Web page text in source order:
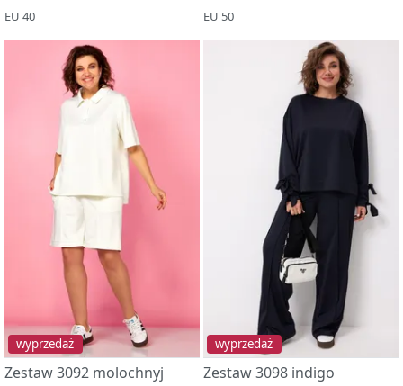
EU 40 EU 50
wyprzedaż
Zestaw 3092 molochnyj
wyprzedaż
Zestaw 3098 indigo